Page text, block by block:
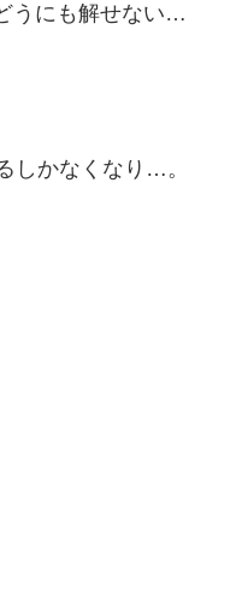
うにも解せない…
しかなくなり…。